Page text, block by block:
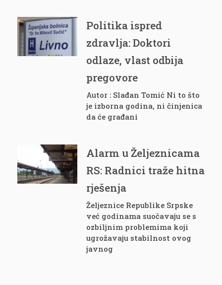
Politika ispred
zdravlja: Doktori
odlaze, vlast odbija
pregovore
Autor : Slađan Tomić Ni to što
je izborna godina, ni činjenica
da će građani
Alarm u Željeznicama
RS: Radnici traže hitna
rješenja
Željeznice Republike Srpske
već godinama suočavaju se s
ozbiljnim problemima koji
ugrožavaju stabilnost ovog
javnog